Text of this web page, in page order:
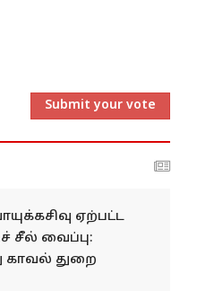
Submit your vote
வாயுக்கசிவு
சேகோ ஆலைக்குச்
உரிமையாளர்
துறை